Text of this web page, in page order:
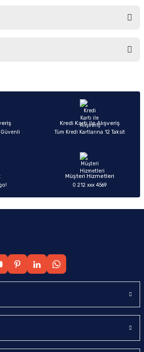
öneri formunu kullanarak tarafımıza
bilgiler bulunuyor.
bulunuyor.
daha pahalı.
ilk yorumu siz yapın!
Güvenli
Kredi Kartı ile Alışveriş
Tüm Kredi Kartlarına 12 Taksit
Müşteri Hizmetleri
0 212 xxx 4569